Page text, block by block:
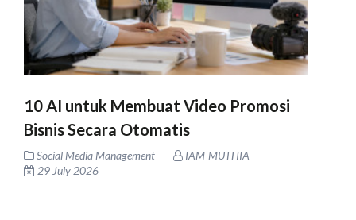
10 AI untuk Membuat Video Promosi
Bisnis Secara Otomatis
Social Media Management
IAM-MUTHIA
29 July 2026